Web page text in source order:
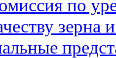
по
зерна